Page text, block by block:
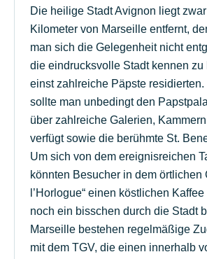
Die heilige Stadt Avignon liegt
Kilometer von Marseille entfernt,
man sich die Gelegenheit nicht
die eindrucksvolle Stadt kennen zu
einst zahlreiche Päpste
sollte man unbedingt den
über zahlreiche Galerien,
verfügt sowie die berühmte St.
Um sich von dem ereignisreichen
könnten Besucher in dem örtlichen
l’Horlogue“ einen köstlichen
noch ein bisschen durch die Stadt
Marseille bestehen regelmäßige
mit dem TGV, die einen innerhalb